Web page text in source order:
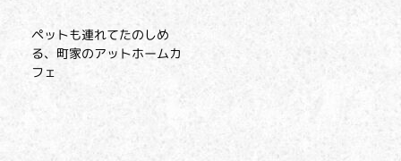
ペットも連れてたのしめ
る、町家のアットホームカ
フェ